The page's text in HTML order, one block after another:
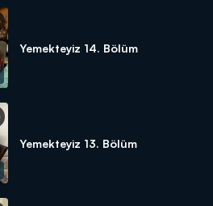
Yemekteyiz 14. Bölüm
Yemekteyiz 13. Bölüm